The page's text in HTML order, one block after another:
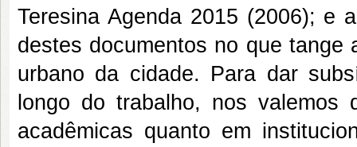
Teresina Agenda 2015 (2006); e
destes documentos no que tange
urbano da cidade. Para dar
longo do trabalho, nos valemos
acadêmicas quanto em